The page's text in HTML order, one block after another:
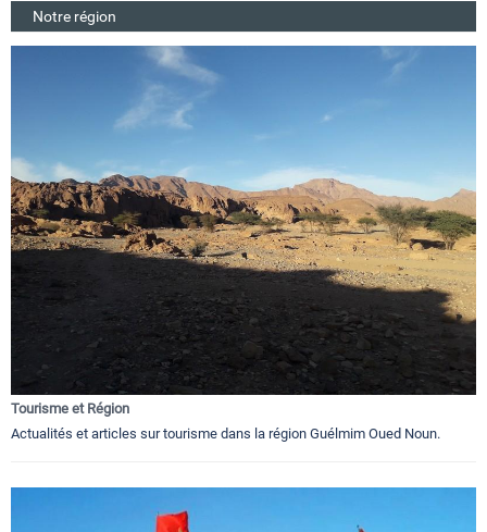
Notre région
Tourisme et Région
Actualités et articles sur tourisme dans la région Guélmim Oued Noun.